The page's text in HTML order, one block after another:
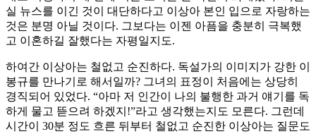
실 뉴스를 이긴 것이 대단하다고 이상아 본인 입으로 자랑하는
것은 분명 아닐 것이다. 그보다는 이젠 아픔을 충분히 극복했
고 이혼하길 잘했다는 자평일지도.
하여간 이상아는 철없고 순진하다. 독설가의 이미지가 강한 이
봉규를 만나기로 해서일까? 그녀의 표정이 처음에는 상당히
경직되어 있었다. “아마 저 인간이 나의 불행한 과거 얘기를 독
하게 물고 뜯으려 하겠지!”라고 생각했는지도 모른다. 그런데
시간이 30분 정도 흐른 뒤부터 철없고 순진한 이상아는 질문도